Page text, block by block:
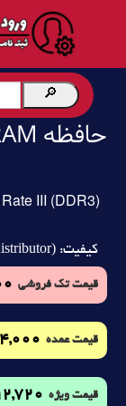
حافظه DRAM
III (DDR3)
کیفیت:
قیمت تک فروشی
قیمت عمده
قیمت ویژه